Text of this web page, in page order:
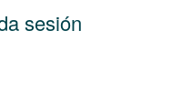
sesión